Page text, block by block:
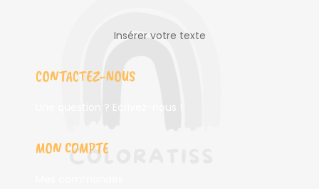
Insérer votre texte
CONTACTEZ-NOUS
Une question ? Ecrivez-nous !
MON COMPTE